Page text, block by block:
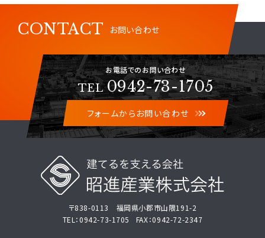
CONTACT お問い合わせ
お電話でのお問い合わせ
TEL 0942-73-1705
フォームからお問い合わせ
〒838-0113 福岡県小郡市山隈191-2
TEL：0942-73-1705 FAX：0942-72-2347